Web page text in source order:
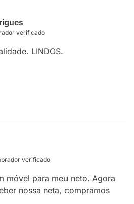
verificado
LINDOS.
verificado
móvel para meu neto. Agora
nossa neta, compramos